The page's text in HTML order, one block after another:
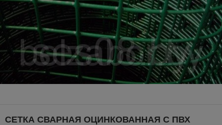
СЕТКА СВАРНАЯ ОЦИНКОВАННАЯ С ПВХ